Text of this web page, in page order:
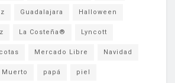
Guadalajara Halloween
La Costeña® Lyncott
Mercado Libre Navidad
Muerto papá piel